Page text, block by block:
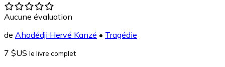
Aucune évaluation
de Ahodédji Hervé Kanzé • Tragédie
7 $US le livre complet